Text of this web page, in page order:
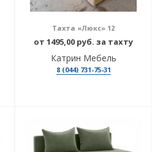
Тахта «Люкс» 12
от 1495,00 руб. за тахту
Катрин Мебель
8 (044) 731-75-31